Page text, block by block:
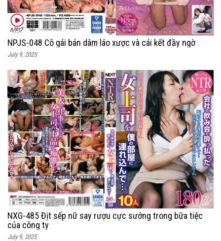
NPJS-048 Cô gái bán dâm láo xược và cái kết đầy ngờ
July 9, 2025
NXG-485 Địt sếp nữ say rượu cực sướng trong bữa tiệc
của công ty
July 9, 2025